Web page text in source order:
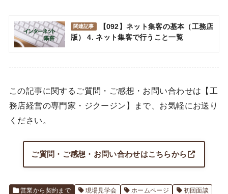
関連記事
【092】ネット集客の基本（工務店
版） 4. ネット集客で行うこと一覧
この記事に関するご質問・ご感想・お問い合わせは【工
務店経営の専門家・ジクージン】まで、お気軽にお送り
ください。
ご質問・ご感想・お問い合わせはこちらから
営業から契約まで 現場見学会 ホームページ 初回面談